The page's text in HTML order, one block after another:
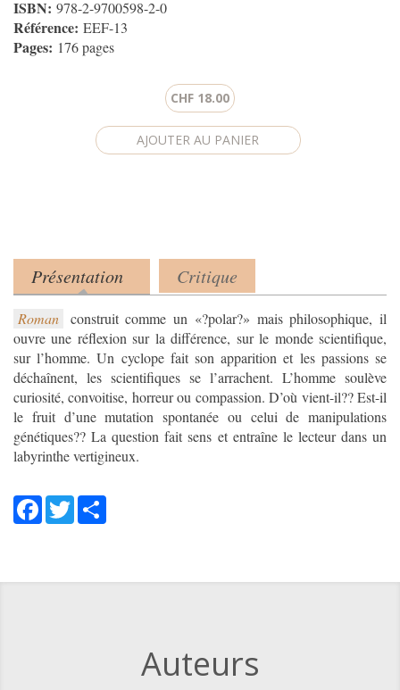
ISBN: 978-2-9700598-2-0
Référence: EEF-13
Pages: 176 pages
CHF 18.00
Product tabs
Présentation
(onglet actif)
Critique
Roman
construit comme un «?polar?» mais philosophique, il
ouvre une réflexion sur la différence, sur le monde scientifique,
sur l’homme. Un cyclope fait son apparition et les passions se
déchaînent, les scientifiques se l’arrachent. L’homme soulève
curiosité, convoitise, horreur ou compassion. D’où vient-il?? Est-il
le fruit d’une mutation spontanée ou celui de manipulations
génétiques?? La question fait sens et entraîne le lecteur dans un
labyrinthe vertigineux.
Facebook
Twitter
Auteurs